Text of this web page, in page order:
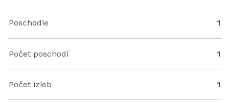
Poschodie 1
Počet poschodí 1
Počet izieb 1